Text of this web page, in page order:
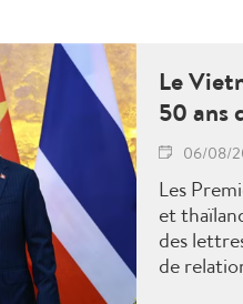
Le
50 ans
06/08/
Les
et
des
de